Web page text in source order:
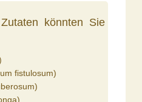
könnten Sie
fistulosum)